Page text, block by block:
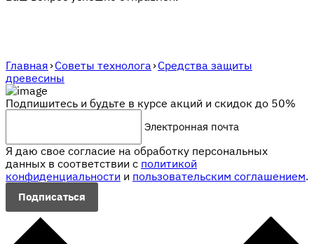
Главная ›Советы технолога ›Средства защиты
древесины
Подпишитесь и будьте в курсе акций и скидок до 50%
Электронная почта
Я даю свое согласие на обработку персональных
данных в соответствии с политикой
конфиденциальности и пользовательским соглашением.